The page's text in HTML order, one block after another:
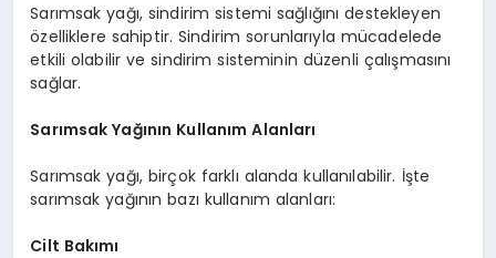
Sarımsak yağı, sindirim sistemi sağlığını destekleyen
özelliklere sahiptir. Sindirim sorunlarıyla mücadelede
etkili olabilir ve sindirim sisteminin düzenli çalışmasını
sağlar.
Sarımsak Yağının Kullanım Alanları
Sarımsak yağı, birçok farklı alanda kullanılabilir. İşte
sarımsak yağının bazı kullanım alanları:
Cilt Bakımı